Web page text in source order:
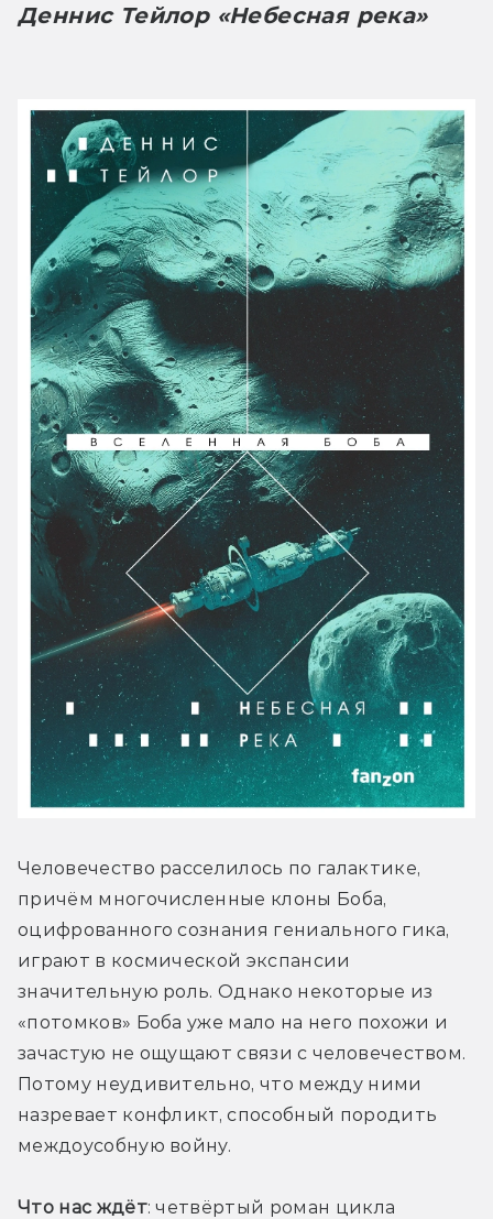
Деннис Тейлор «Небесная река»
Человечество расселилось по галактике,
причём многочисленные клоны Боба,
оцифрованного сознания гениального гика,
играют в космической экспансии
значительную роль. Однако некоторые из
«потомков» Боба уже мало на него похожи и
зачастую не ощущают связи с человечеством.
Потому неудивительно, что между ними
назревает конфликт, способный породить
междоусобную войну.
Что нас ждёт: четвёртый роман цикла